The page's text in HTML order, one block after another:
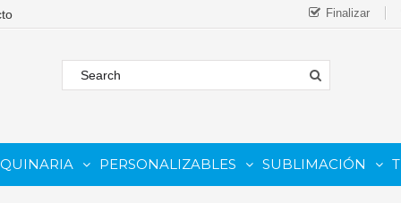
Finalizar
PERSONALIZABLES SUBLIMACIÓN